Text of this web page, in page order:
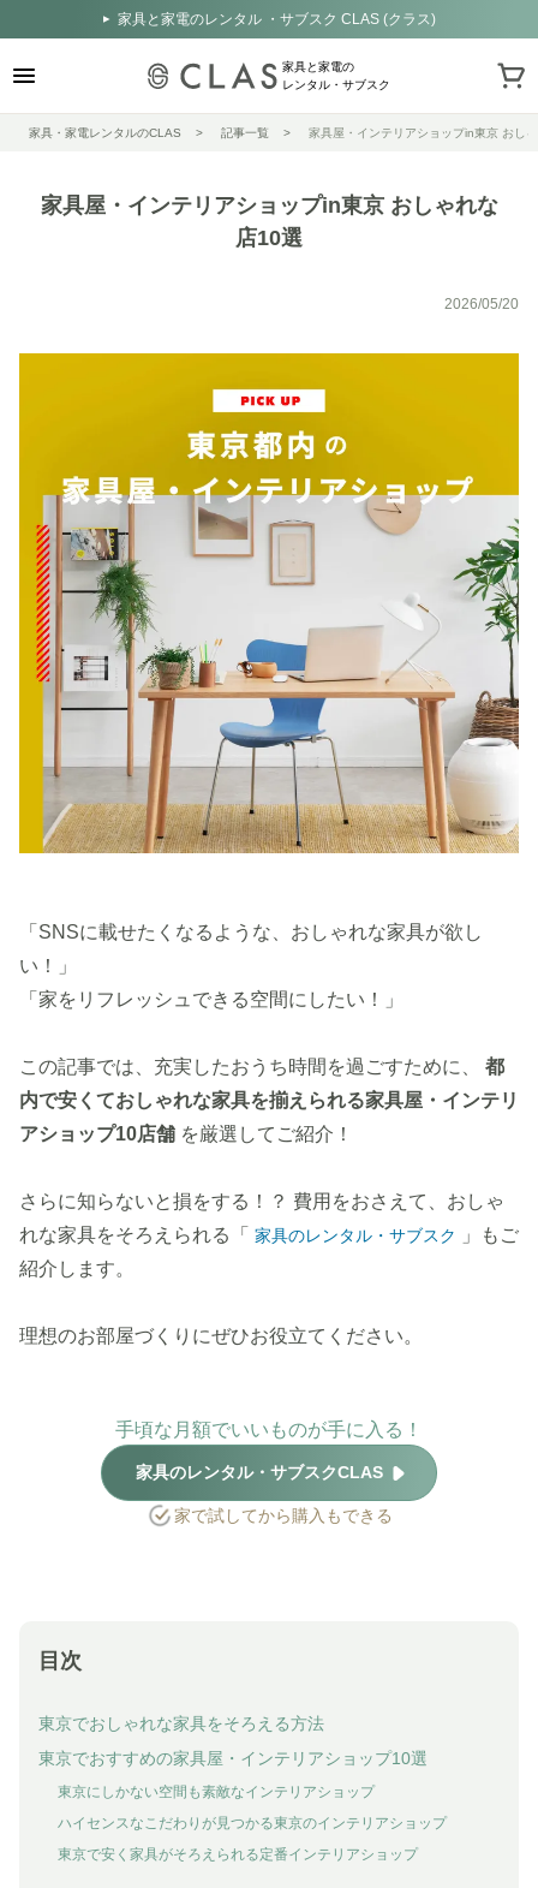
家具と家電のレンタル ・サブスク CLAS (クラス)
家具と家電の
レンタル・サブスク
家具・家電レンタルのCLAS 記事一覧 家具屋・インテリアショップin東京 おし
家具屋・インテリアショップin東京 おしゃれな
店10選
2026/05/20
「SNSに載せたくなるような、おしゃれな家具が欲し
い！」
「家をリフレッシュできる空間にしたい！」
この記事では、充実したおうち時間を過ごすために、 都
内で安くておしゃれな家具を揃えられる家具屋・インテリ
アショップ10店舗 を厳選してご紹介！
さらに知らないと損をする！？ 費用をおさえて、おしゃ
れな家具をそろえられる「 家具のレンタル・サブスク
」もご
紹介します。
理想のお部屋づくりにぜひお役立てください。
手頃な月額でいいものが手に入る！
家具のレンタル・サブスクCLAS
家で試してから購入もできる
目次
東京でおしゃれな家具をそろえる方法
東京でおすすめの家具屋・インテリアショップ10選
東京にしかない空間も素敵なインテリアショップ
ハイセンスなこだわりが見つかる東京のインテリアショップ
東京で安く家具がそろえられる定番インテリアショップ